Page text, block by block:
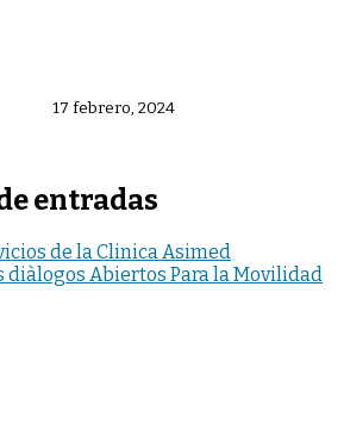
17 febrero, 2024
entradas
de la Clinica Asimed
diàlogos Abiertos Para la Movilidad